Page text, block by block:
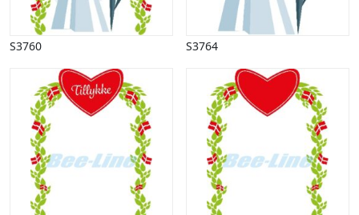
Påske
Penge, finans
Piktogrammer
Politik, arbejdsmarked
Restauration, hotel
Scenarier
Skibe, både, søfart
Sommer
Spil
Sport
S3760 S3764